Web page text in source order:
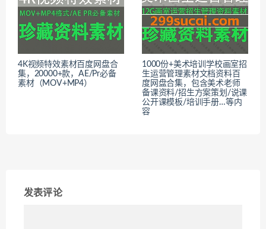
4K视频特效素材百度网盘合
集，20000+款，AE/Pr必备
素材（MOV+MP4）
1000份+美术培训学校画室招
生运营管理素材文档资料百
度网盘合集，包含美术老师
备课资料/招生方案策划/说课
公开课模板/培训手册…等内
容
发表评论